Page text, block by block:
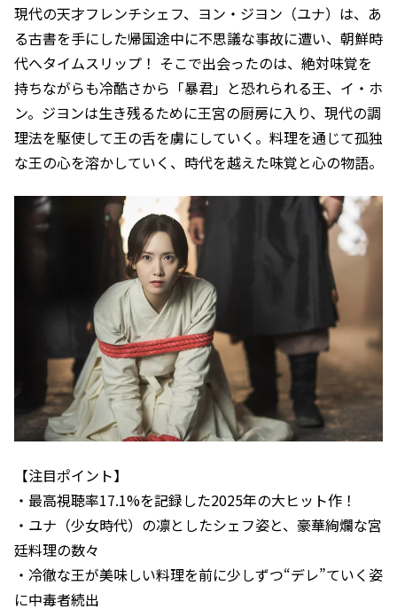
現代の天才フレンチシェフ、ヨン・ジヨン（ユナ）は、あ
る古書を手にした帰国途中に不思議な事故に遭い、朝鮮時
代へタイムスリップ！ そこで出会ったのは、絶対味覚を
持ちながらも冷酷さから「暴君」と恐れられる王、イ・ホ
ン。ジヨンは生き残るために王宮の厨房に入り、現代の調
理法を駆使して王の舌を虜にしていく。料理を通じて孤独
な王の心を溶かしていく、時代を越えた味覚と心の物語。
【注目ポイント】
・最高視聴率17.1%を記録した2025年の大ヒット作！
・ユナ（少女時代）の凛としたシェフ姿と、豪華絢爛な宮
廷料理の数々
・冷徹な王が美味しい料理を前に少しずつ“デレ”ていく姿
に中毒者続出